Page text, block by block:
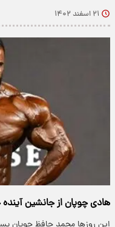
۲۱ اسفند ۱۴۰۲
هادی چوپان از جانشین